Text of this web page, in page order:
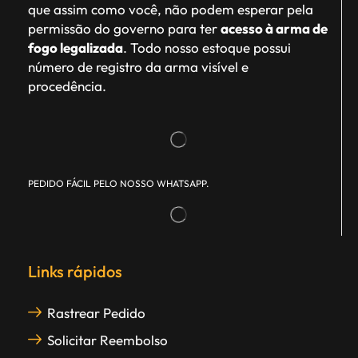
que assim como você, não podem esperar pela
permissão do governo para teracesso à arma de
fogo legalizada. Todo nosso estoque possui
número de registro da arma visível e
procedência.
PEDIDO FÁCIL PELO NOSSO WHATSAPP.
Links rápidos
Rastrear Pedido
Solicitar Reembolso